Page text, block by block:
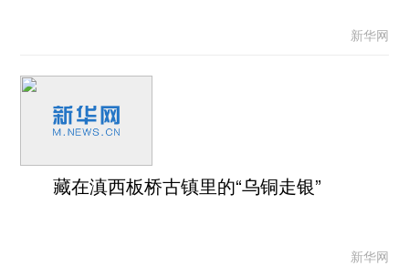
新华网
藏在滇西板桥古镇里的“乌铜走银”
新华网